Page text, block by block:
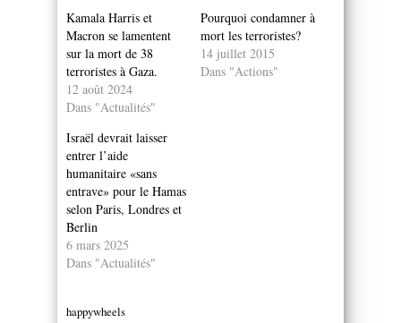
Kamala Harris et
Macron se lamentent
sur la mort de 38
terroristes à Gaza.
12 août 2024
Dans "Actualités"
Pourquoi condamner à
mort les terroristes?
14 juillet 2015
Dans "Actions"
Israël devrait laisser
entrer l’aide
humanitaire «sans
entrave» pour le Hamas
selon Paris, Londres et
Berlin
6 mars 2025
Dans "Actualités"
happywheels